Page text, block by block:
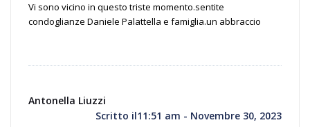
Vi sono vicino in questo triste momento.sentite
condoglianze Daniele Palattella e famiglia.un abbraccio
Antonella Liuzzi
Scritto il11:51 am - Novembre 30, 2023